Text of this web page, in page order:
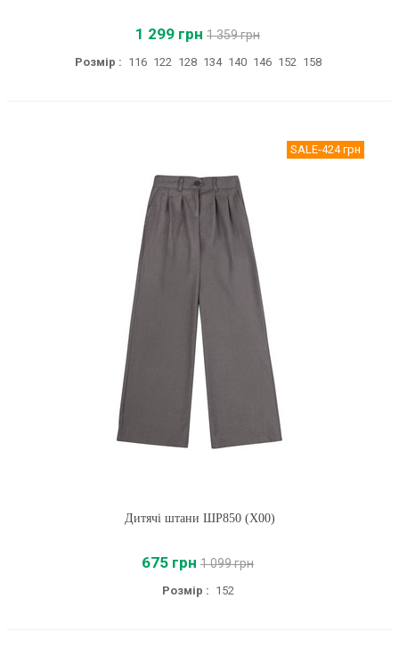
1 299 грн 1 359 грн
Розмір : 116 122 128 134 140 146 152 158
SALE-424 грн
Дитячі штани ШР850 (X00)
675 грн 1 099 грн
Розмір : 152